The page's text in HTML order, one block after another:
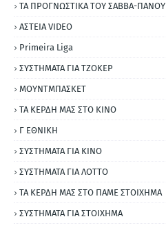
ΤΑ ΠΡΟΓΝΩΣΤΙΚΑ ΤΟΥ ΣΑΒΒΑ-ΠΑΝΟΥ
ΑΣΤΕΙΑ VIDEO
Primeira Liga
ΣΥΣΤΗΜΑΤΑ ΓΙΑ ΤΖΟΚΕΡ
ΜΟΥΝΤΜΠΑΣΚΕΤ
ΤΑ ΚΕΡΔΗ ΜΑΣ ΣΤΟ ΚΙΝΟ
Γ ΕΘΝΙΚΗ
ΣΥΣΤΗΜΑΤΑ ΓΙΑ ΚΙΝΟ
ΣΥΣΤΗΜΑΤΑ ΓΙΑ ΛΟΤΤΟ
ΤΑ ΚΕΡΔΗ ΜΑΣ ΣΤΟ ΠΑΜΕ ΣΤΟΙΧΗΜΑ
ΣΥΣΤΗΜΑΤΑ ΓΙΑ ΣΤΟΙΧΗΜΑ